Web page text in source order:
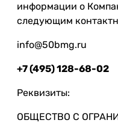
информации о
следующим
info@50bmg.ru
+7 (495) 128-68-02
Реквизиты:
ОБЩЕСТВО С